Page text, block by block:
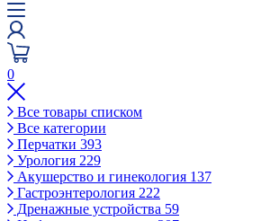
0
Все товары списком
Все категории
Перчатки 393
Урология 229
Акушерство и гинекология 137
Гастроэнтерология 222
Дренажные устройства 59